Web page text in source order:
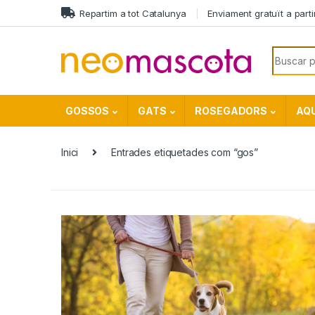
Skip to navigation
Skip to content Repartim a tot Catalunya Enviament gratuït a
Search
GOSSOS GATS ROSEGADORS
Inici Entrades etiquetades com “gos”